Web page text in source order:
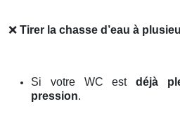
❌ Tirer la chasse d’eau à
Si votre WC est déjà
pression.